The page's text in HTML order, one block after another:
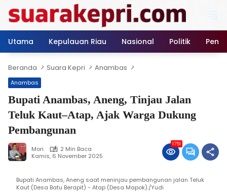
konten
Utama
Kepulauan Riau Nasional Politik
Beranda Suara Kepri Anambas
Anambas
Bupati Anambas, Aneng, Tinjau Jalan
Teluk Kaut–Atap, Ajak Warga Dukung
Pembangunan
Mori
2 Min Baca
Kamis, 6 November 2025
1751
Bupati Anambas, Aneng saat meninjau pembangunan jalan Teluk
Kaut (Desa Batu Berapit) - Atap (Desa Mapok)./Yudi